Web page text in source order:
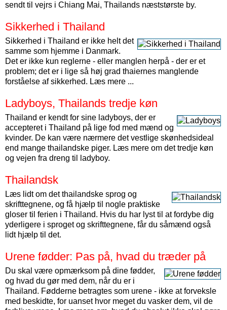
sendt til vejrs i Chiang Mai, Thailands næststørste by.
Sikkerhed i Thailand
Sikkerhed i Thailand er ikke helt det
samme som hjemme i Danmark.
Det er ikke kun reglerne - eller manglen herpå - der er et
problem; det er i lige så høj grad thaiernes manglende
forståelse af sikkerhed. Læs mere ...
Ladyboys, Thailands tredje køn
Thailand er kendt for sine ladyboys, der er
accepteret i Thailand på lige fod med mænd og
kvinder. De kan være nærmere det vestlige skønhedsideal
end mange thailandske piger. Læs mere om det tredje køn
og vejen fra dreng til ladyboy.
Thailandsk
Læs lidt om det thailandske sprog og
skrifttegnene, og få hjælp til nogle praktiske
gloser til ferien i Thailand. Hvis du har lyst til at fordybe dig
yderligere i sproget og skrifttegnene, får du såmænd også
lidt hjælp til det.
Urene fødder: Pas på, hvad du træder på
Du skal være opmærksom på dine fødder,
og hvad du gør med dem, når du er i
Thailand. Fødderne betragtes som urene - ikke at forveksle
med beskidte, for uanset hvor meget du vasker dem, vil de